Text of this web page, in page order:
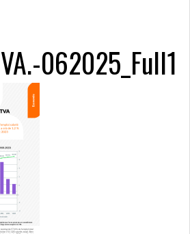
062025_Full1